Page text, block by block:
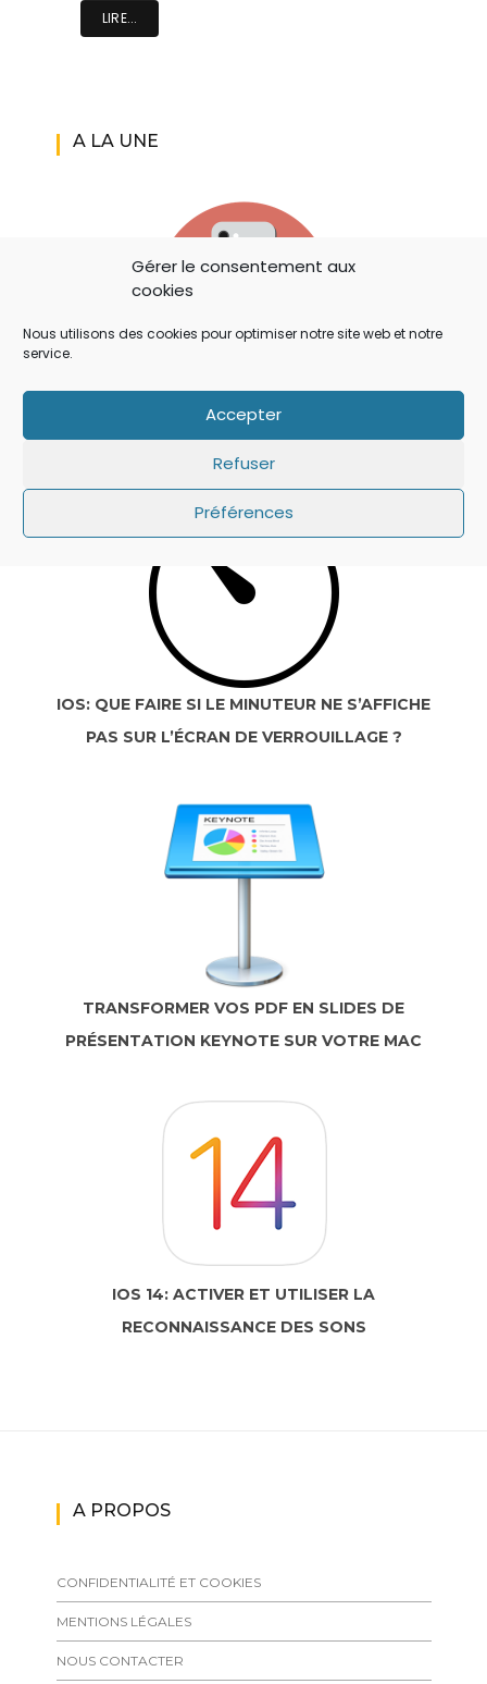
Gérer le consentement aux
cookies
Nous utilisons des cookies pour optimiser notre site web et notre
service.
Accepter
Refuser
Préférences
LIRE...
A LA UNE
IOS: QUE FAIRE SI LE MINUTEUR NE S’AFFICHE
PAS SUR L’ÉCRAN DE VERROUILLAGE ?
TRANSFORMER VOS PDF EN SLIDES DE
PRÉSENTATION KEYNOTE SUR VOTRE MAC
IOS 14: ACTIVER ET UTILISER LA
RECONNAISSANCE DES SONS
A PROPOS
CONFIDENTIALITÉ ET COOKIES
MENTIONS LÉGALES
NOUS CONTACTER